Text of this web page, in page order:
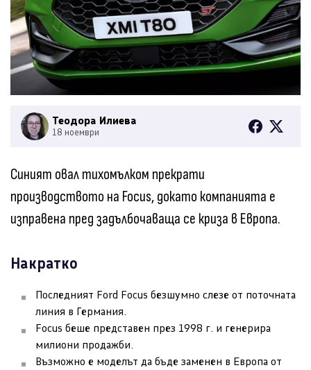
Теодора Илиева
18 ноември
Синият овал тихомълком прекрати
производството на Focus, докато компанията е
изправена пред задълбочаваща се криза в Европа.
Накратко
Последният Ford Focus безшумно слезе от поточната
линия в Германия.
Focus беше представен през 1998 г. и генерира
милиони продажби.
Възможно е моделът да бъде заменен в Европа от